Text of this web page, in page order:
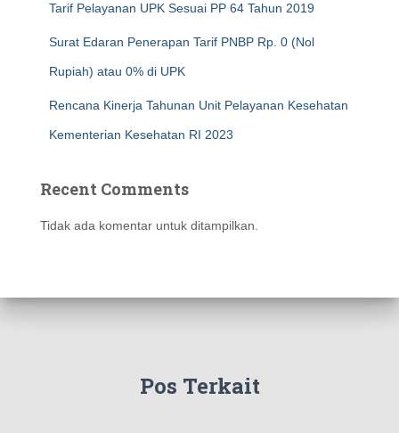
Tarif Pelayanan UPK Sesuai PP 64 Tahun 2019
Surat Edaran Penerapan Tarif PNBP Rp. 0 (Nol
Rupiah) atau 0% di UPK
Rencana Kinerja Tahunan Unit Pelayanan Kesehatan
Kementerian Kesehatan RI 2023
Recent Comments
Tidak ada komentar untuk ditampilkan.
Pos Terkait